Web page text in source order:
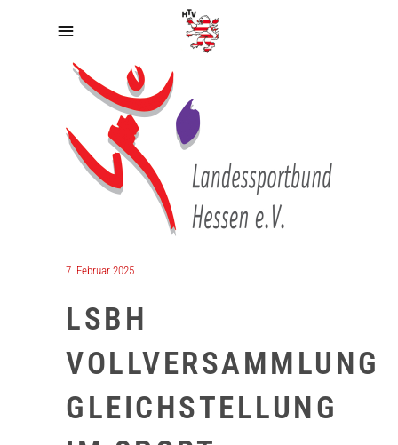
7. Februar 2025
LSBH
VOLLVERSAMMLUNG
GLEICHSTELLUNG